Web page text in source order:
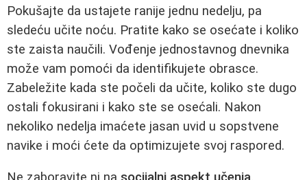
Pokušajte da ustajete ranije jednu nedelju, pa
sledeću učite noću. Pratite kako se osećate i koliko
ste zaista naučili. Vođenje jednostavnog dnevnika
može vam pomoći da identifikujete obrasce.
Zabeležite kada ste počeli da učite, koliko ste dugo
ostali fokusirani i kako ste se osećali. Nakon
nekoliko nedelja imaćete jasan uvid u sopstvene
navike i moći ćete da optimizujete svoj raspored.